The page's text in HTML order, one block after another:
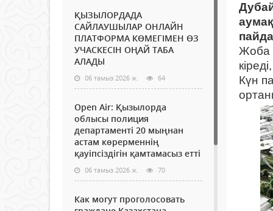
ҚЫЗЫЛОРДАДА
САЙЛАУШЫЛАР ОНЛАЙН
ПЛАТФОРМА КӨМЕГІМЕН ӨЗ
УЧАСКЕСІН ОҢАЙ ТАБА
АЛАДЫ
06 тамыз 2026 ж. 64
Open Air: Қызылорда
облысы полиция
департаменті 20 мыңнан
астам көрерменнің
қауіпсіздігін қамтамасыз етті
06 тамыз 2026 ж. 70
Как могут проголосовать
Жоба
Күн